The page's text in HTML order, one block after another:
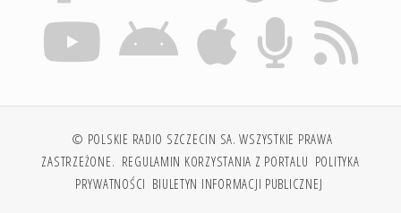
© POLSKIE RADIO SZCZECIN SA. WSZYSTKIE PRAWA
ZASTRZEŻONE. REGULAMIN KORZYSTANIA Z PORTALU POLITYKA
PRYWATNOŚCI BIULETYN INFORMACJI PUBLICZNEJ